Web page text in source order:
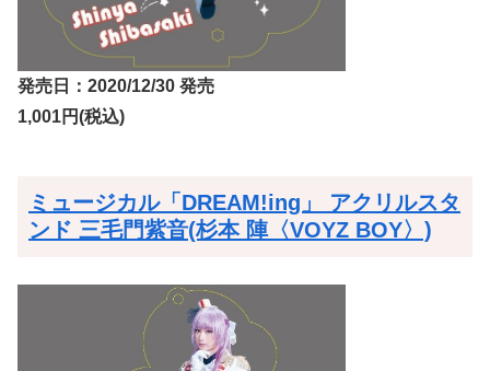
発売日：2020/12/30 発売
1,001円(税込)
ミュージカル「DREAM!ing」 アクリルスタ
ンド 三毛門紫音(杉本 陣〈VOYZ BOY〉)